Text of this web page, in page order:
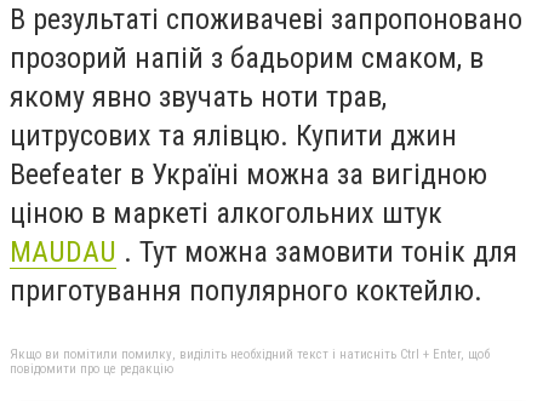
В результаті споживачеві запропоновано
прозорий напій з бадьорим смаком, в
якому явно звучать ноти трав,
цитрусових та ялівцю. Купити джин
Beefeater в Україні можна за вигідною
ціною в маркеті алкогольних штук
MAUDAU . Тут можна замовити тонік для
приготування популярного коктейлю.
Якщо ви помітили помилку, виділіть необхідний текст і натисніть Ctrl + Enter, щоб
повідомити про це редакцію